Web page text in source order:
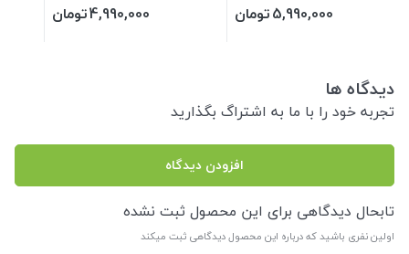
5,990,000تومان 4,990,000تومان
دیدگاه ها
تجربه خود را با ما به اشتراگ بگذارید
افزودن دیدگاه
تابحال دیدگاهی برای این محصول ثبت نشده
اولین نفری باشید که درباره این محصول دیدگاهی ثبت میکند